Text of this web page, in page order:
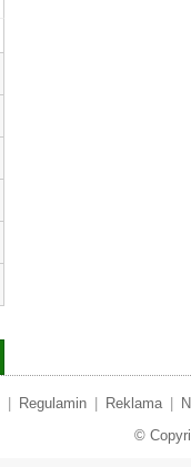
Regulamin Reklama
©